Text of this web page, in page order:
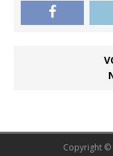
Copyright